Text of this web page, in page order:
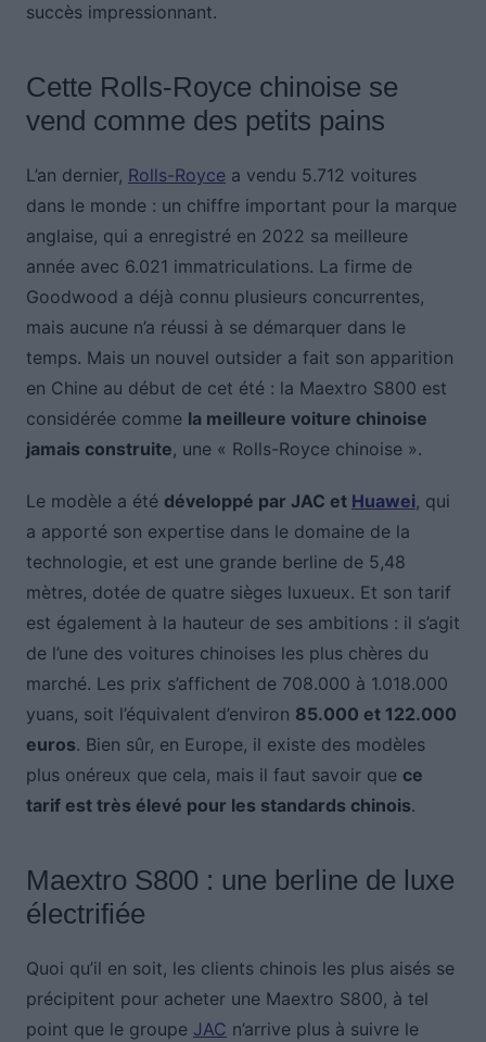
succès impressionnant.
Cette Rolls-Royce chinoise se
vend comme des petits pains
L’an dernier, Rolls-Roycea vendu 5.712 voitures
dans le monde : un chiffre important pour la marque
anglaise, qui a enregistré en 2022 sa meilleure
année avec 6.021 immatriculations. La firme de
Goodwood a déjà connu plusieurs concurrentes,
mais aucune n’a réussi à se démarquer dans le
temps. Mais un nouvel outsider a fait son apparition
en Chine au début de cet été : la Maextro S800 est
considérée comme la meilleure voiture chinoise
jamais construite, une « Rolls-Royce chinoise ».
Le modèle a été développé par JAC et Huawei, qui
a apporté son expertise dans le domaine de la
technologie, et est une grande berline de 5,48
mètres, dotée de quatre sièges luxueux. Et son tarif
est également à la hauteur de ses ambitions : il s’agit
de l’une des voitures chinoises les plus chères du
marché. Les prix s’affichent de 708.000 à 1.018.000
yuans, soit l’équivalent d’environ 85.000 et 122.000
euros. Bien sûr, en Europe, il existe des modèles
plus onéreux que cela, mais il faut savoir que ce
tarif est très élevé pour les standards chinois.
Maextro S800 : une berline de luxe
électrifiée
Quoi qu’il en soit, les clients chinois les plus aisés se
précipitent pour acheter une Maextro S800, à tel
point que le groupe JAC n’arrive plus à suivre le